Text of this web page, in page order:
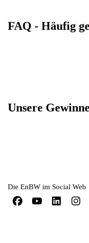
FAQ - Häufig
Unsere
Die EnBW im Social Web